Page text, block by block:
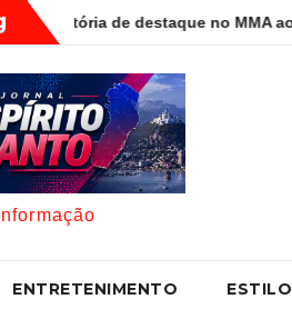
de destaque no MMA aos 34 anos
ENTRETENIMENTO ESTILO